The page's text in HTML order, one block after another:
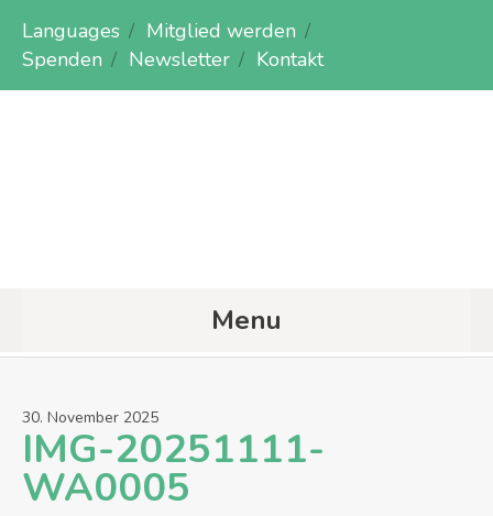
Languages
Mitglied werden
Spenden
Newsletter Kontakt
Menu
30. November 2025
IMG-20251111-
WA0005